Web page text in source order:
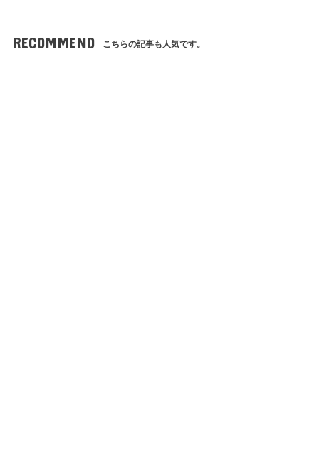
RECOMMEND こちらの記事も人気です。